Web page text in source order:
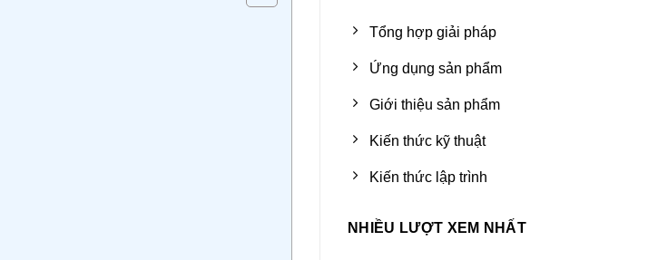
Tổng hợp giải pháp
Ứng dụng sản phẩm
Giới thiệu sản phẩm
Kiến thức kỹ thuật
Kiến thức lập trình
NHIỀU LƯỢT XEM NHẤT